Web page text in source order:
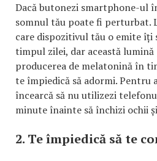
Dacă butonezi smartphone-ul
somnul tău poate fi perturbat.
care dispozitivul tău o emite îți
timpul zilei, dar această
producerea de melatonină în
te împiedică să adormi. Pentru
încearcă să nu utilizezi
minute înainte să închizi ochii
2. Te împiedică să te